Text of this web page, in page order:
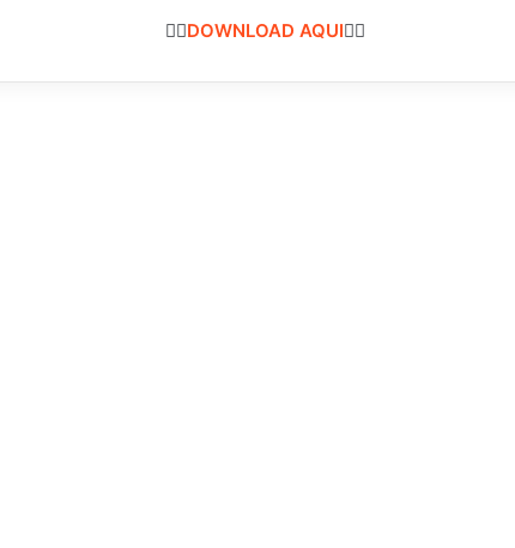
👇🏻DOWNLOAD AQUI👇🏻